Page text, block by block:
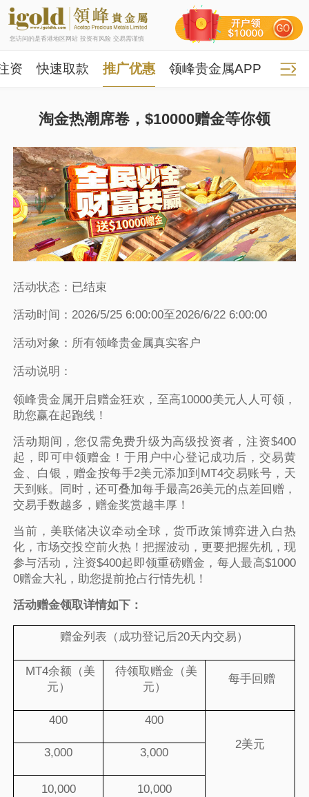
您访问的是香港地区网站 投资有风险 交易需谨慎
资 快速取款 推广优惠 领峰贵金属APP
淘金热潮席卷，$10000赠金等你领
活动状态：已结束
活动时间：2026/5/25 6:00:00至2026/6/22 6:00:00
活动对象：所有领峰贵金属真实客户
活动说明：
领峰贵金属开启赠金狂欢，至高10000美元人人可领，
助您赢在起跑线！
活动期间，您仅需免费升级为高级投资者，注资$400
起，即可申领赠金！于用户中心登记成功后，交易黄
金、白银，赠金按每手2美元添加到MT4交易账号，天
天到账。同时，还可叠加每手最高26美元的点差回赠，
交易手数越多，赠金奖赏越丰厚！
当前，美联储决议牵动全球，货币政策博弈进入白热
化，市场交投空前火热！把握波动，更要把握先机，现
参与活动，注资$400起即领重磅赠金，每人最高$1000
0赠金大礼，助您提前抢占行情先机！
活动赠金领取详情如下：
赠金列表（成功登记后20天内交易）
MT4余额（美
元）
待领取赠金（美
元）
每手回赠
400
400
2美元
3,000 3,000
10,000 10,000